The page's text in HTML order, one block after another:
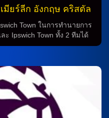
ถิ่นตัวบ้านจะเป็นปัจจัยที่ช่วย
ยความที่ทั้งสองทีมมีความ
การชนะของทีมไบรท์ตันนั้น
นสามารถติดตามการแข่งขัน
นอย่างไรในที่สุด ด้วยความ
ทีมฟูแล่ม ท่านสามารถเชื่อใจ
นจะเป็นผู้ชนะในการแข่งขัน
ลของการแข่งขันนี้ ดูบอลสด
และติดตามผลการแข่งขันได้
ขันฟุตบอล การวิเคราะห์
ช้ในการทำนายผลการ
มียร์ลีก อังกฤษ คริสตัล
Town ในการทำนายการ
ะ Ipswich Town ทั้ง 2 ทีมได้
Palace มีประวัติการพบ
ชิญกับปัญหาบางประการ โอลิ
มีผู้บาดเจ็บอยู่ 1 รายและตัว
ามสามารถในการแข่งขันของ
น แผงหลังยืนสามรายมา เพื่อ
Town บนสนามเอเดอน โดย
กซ็องซ์ ลาครัวซ์, มาร์ก กูเอฮี